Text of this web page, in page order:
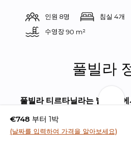
인원 8명 침실 4개
수영장 90 m²
풀빌라
풀빌라 티르타닐라는 발리 섬
빌라들 중 하나로 꼽히는 풀빌
다사에 (짠디다사) 위치해 있으
들로 붐비는 지역에서 떨어져
€748 부터 1박
(날짜를 입력하여 가격을 알아보세요)